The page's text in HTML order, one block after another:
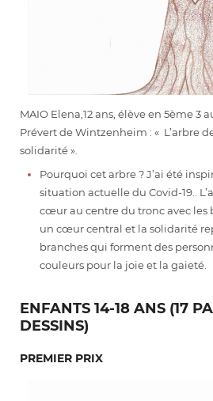
MAIO Elena,12 ans, élève en 5ème 3
Prévert de Wintzenheim : « L’arbre
solidarité ».
Pourquoi cet arbre ? J’ai été
situation actuelle du Covid-19..
cœur au centre du tronc avec les
un cœur central et la solidarité
branches qui forment des
couleurs pour la joie et la gaieté.
ENFANTS 14-18 ANS (17
DESSINS)
PREMIER PRIX